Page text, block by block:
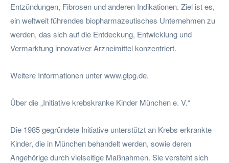
Entzündungen, Fibrosen und anderen Indikationen. Ziel ist es,
ein weltweit führendes biopharmazeutisches Unternehmen zu
werden, das sich auf die Entdeckung, Entwicklung und
Vermarktung innovativer Arzneimittel konzentriert.
Weitere Informationen unter www.glpg.de.
Über die „Initiative krebskranke Kinder München e. V.“
Die 1985 gegründete Initiative unterstützt an Krebs erkrankte
Kinder, die in München behandelt werden, sowie deren
Angehörige durch vielseitige Maßnahmen. Sie versteht sich